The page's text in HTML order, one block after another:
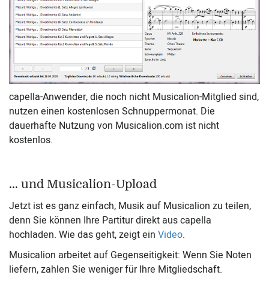
capella-Anwender, die noch nicht Musicalion-Mitglied sind,
nutzen einen kostenlosen Schnuppermonat. Die
dauerhafte Nutzung von Musicalion.com ist nicht
kostenlos.
... und Musicalion-Upload
Jetzt ist es ganz einfach, Musik auf Musicalion zu teilen,
denn Sie können Ihre Partitur direkt aus capella
hochladen. Wie das geht, zeigt ein Video.
Musicalion arbeitet auf Gegenseitigkeit: Wenn Sie Noten
liefern, zahlen Sie weniger für Ihre Mitgliedschaft.